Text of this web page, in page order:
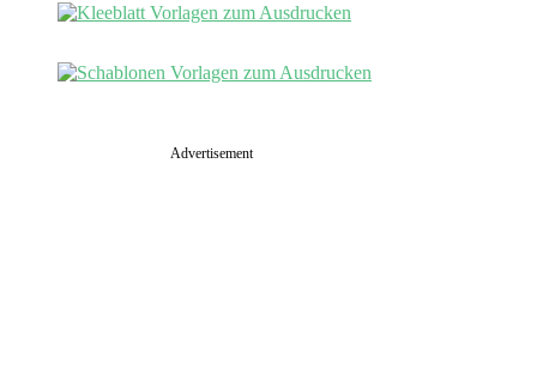
Advertisement